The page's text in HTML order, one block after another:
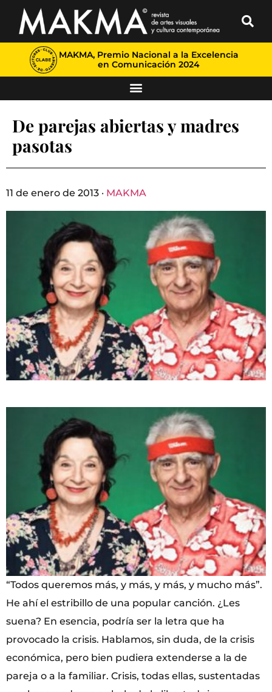
MAKMA, Premio Nacional a la Excelencia
en Comunicación 2024
De parejas abiertas y madres
pasotas
11 de enero de 2013 · MAKMA
“Todos queremos más, y más, y más, y mucho más”.
He ahí el estribillo de una popular canción. ¿Les
suena? En esencia, podría ser la letra que ha
provocado la crisis. Hablamos, sin duda, de la crisis
económica, pero bien pudiera extenderse a la de
pareja o a la familiar. Crisis, todas ellas, sustentadas